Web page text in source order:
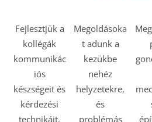
Fejlesztjük a
kollégák
kommunikác
iós
készségeit és
kérdezési
technikáit.
Megoldásoka
t adunk a
kezükbe
nehéz
helyzetekre,
és
problémás